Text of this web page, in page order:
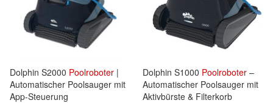
Dolphin S2000 Poolroboter |
Automatischer Poolsauger mit
App-Steuerung
Dolphin S1000 Poolroboter –
Automatischer Poolsauger mit
Aktivbürste & Filterkorb